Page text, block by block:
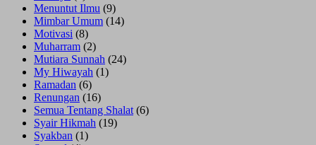
Menuntut Ilmu (9)
Mimbar Umum (14)
Motivasi (8)
Muharram (2)
Mutiara Sunnah (24)
My Hiwayah (1)
Ramadan (6)
Renungan (16)
Semua Tentang Shalat (6)
Syair Hikmah (19)
Syakban (1)